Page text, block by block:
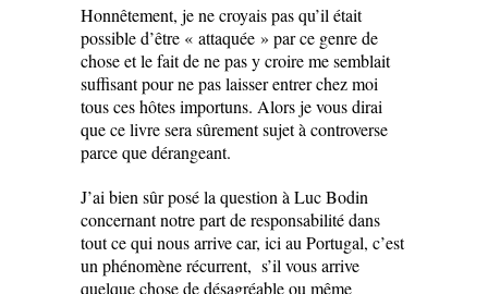
Honnêtement, je ne croyais pas qu’il était
possible d’être « attaquée » par ce genre de
chose et le fait de ne pas y croire me semblait
suffisant pour ne pas laisser entrer chez moi
tous ces hôtes importuns. Alors je vous dirai
que ce livre sera sûrement sujet à controverse
parce que dérangeant.
J’ai bien sûr posé la question à Luc Bodin
concernant notre part de responsabilité dans
tout ce qui nous arrive car, ici au Portugal, c’est
un phénomène récurrent, s’il vous arrive
quelque chose de désagréable ou même